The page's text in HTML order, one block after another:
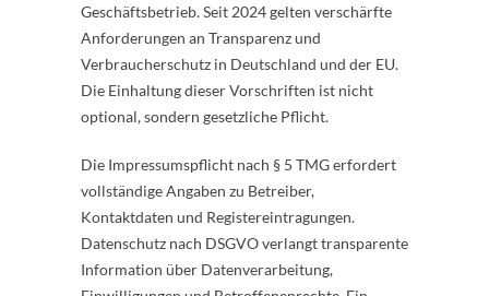
Geschäftsbetrieb. Seit 2024 gelten verschärfte
Anforderungen an Transparenz und
Verbraucherschutz in Deutschland und der EU.
Die Einhaltung dieser Vorschriften ist nicht
optional, sondern gesetzliche Pflicht.
Die Impressumspflicht nach § 5 TMG erfordert
vollständige Angaben zu Betreiber,
Kontaktdaten und Registereintragungen.
Datenschutz nach DSGVO verlangt transparente
Information über Datenverarbeitung,